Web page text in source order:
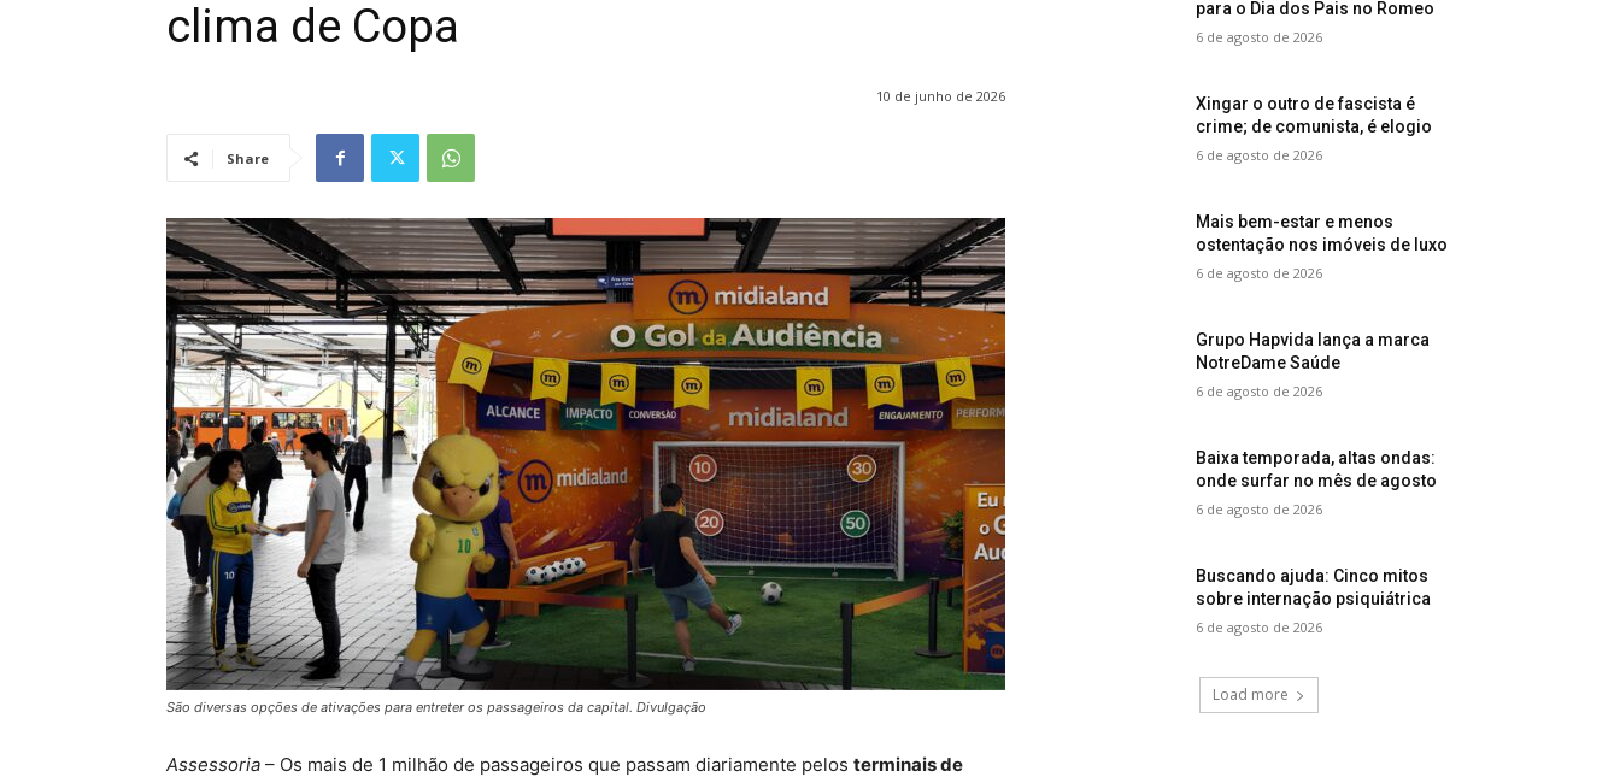
clima de Copa
10 de junho de 2026
Share
São diversas opções de ativações para entreter os passageiros da capital. Divulgação
Assessoria – Os mais de 1 milhão de passageiros que passam diariamente pelos terminais de
para o Dia dos Pais no Romeo
6 de agosto de 2026
Xingar o outro de fascista é
crime; de comunista, é elogio
6 de agosto de 2026
Mais bem-estar e menos
ostentação nos imóveis de luxo
6 de agosto de 2026
Grupo Hapvida lança a marca
NotreDame Saúde
6 de agosto de 2026
Baixa temporada, altas ondas:
onde surfar no mês de agosto
6 de agosto de 2026
Buscando ajuda: Cinco mitos
sobre internação psiquiátrica
6 de agosto de 2026
Load more